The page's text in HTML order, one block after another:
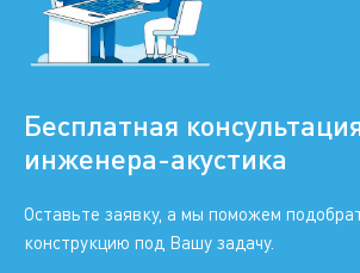
Бесплатная
инженера-акустика
Оставьте заявку, а мы поможем
конструкцию под Вашу задачу.